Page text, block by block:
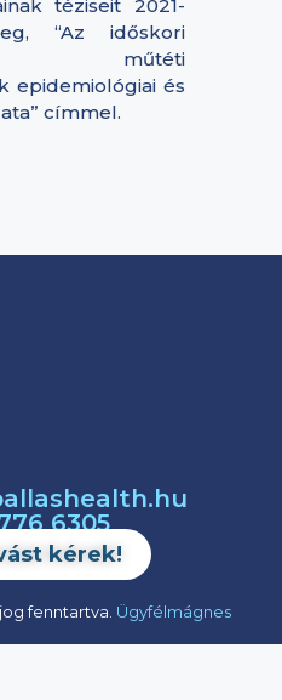
téziseit 2021-
“Az időskori
műtéti
epidemiológiai és
címmel.
6305
kérek!
fenntartva. Ügyfélmágnes